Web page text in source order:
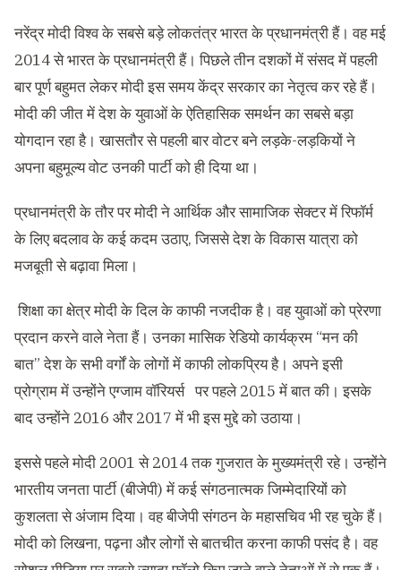
नरेंद्र मोदी विश्व के सबसे बड़े लोकतंत्र भारत के प्रधानमंत्री हैं। वह मई
2014 से भारत के प्रधानमंत्री हैं। पिछले तीन दशकों में संसद में पहली
बार पूर्ण बहुमत लेकर मोदी इस समय केंद्र सरकार का नेतृत्व कर रहे हैं।
मोदी की जीत में देश के युवाओं के ऐतिहासिक समर्थन का सबसे बड़ा
योगदान रहा है। खासतौर से पहली बार वोटर बने लड़के-लड़कियों ने
अपना बहुमूल्य वोट उनकी पार्टी को ही दिया था।
प्रधानमंत्री के तौर पर मोदी ने आर्थिक और सामाजिक सेक्टर में रिफॉर्म
के लिए बदलाव के कई कदम उठाए, जिससे देश के विकास यात्रा को
मजबूती से बढ़ावा मिला।
शिक्षा का क्षेत्र मोदी के दिल के काफी नजदीक है। वह युवाओं को प्रेरणा
प्रदान करने वाले नेता हैं। उनका मासिक रेडियो कार्यक्रम “मन की
बात”देश के सभी वर्गों के लोगों में काफी लोकप्रिय है। अपने इसी
प्रोग्राम में उन्होंने एग्जाम वॉरियर्स पर पहले 2015 में बात की। इसके
बाद उन्होंने 2016 और 2017 में भी इस मुद्दे को उठाया।
इससे पहले मोदी 2001 से 2014 तक गुजरात के मुख्यमंत्री रहे। उन्होंने
भारतीय जनता पार्टी (बीजेपी) में कई संगठनात्मक जिम्मेदारियों को
कुशलता से अंजाम दिया। वह बीजेपी संगठन के महासचिव भी रह चुके हैं।
मोदी को लिखना, पढ़ना और लोगों से बातचीत करना काफी पसंद है। वह